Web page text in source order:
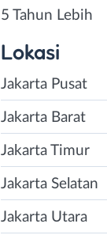
5 Tahun Lebih
Lokasi
Jakarta Pusat
Jakarta Barat
Jakarta Timur
Jakarta Selatan
Jakarta Utara